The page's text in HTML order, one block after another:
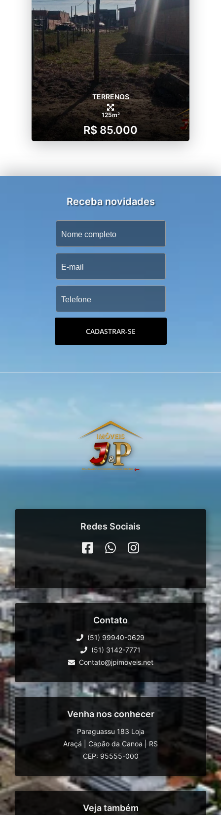
TERRENOS
125m²
R$ 85.000
Receba novidades
CADASTRAR-SE
Redes Sociais
Contato
(51) 99940-0629
(51) 3142-7771
Contato@jpimoveis.net
Venha nos conhecer
Paraguassu 183 Loja
Araçá
Capão da Canoa
RS
CEP: 95555-000
Veja também